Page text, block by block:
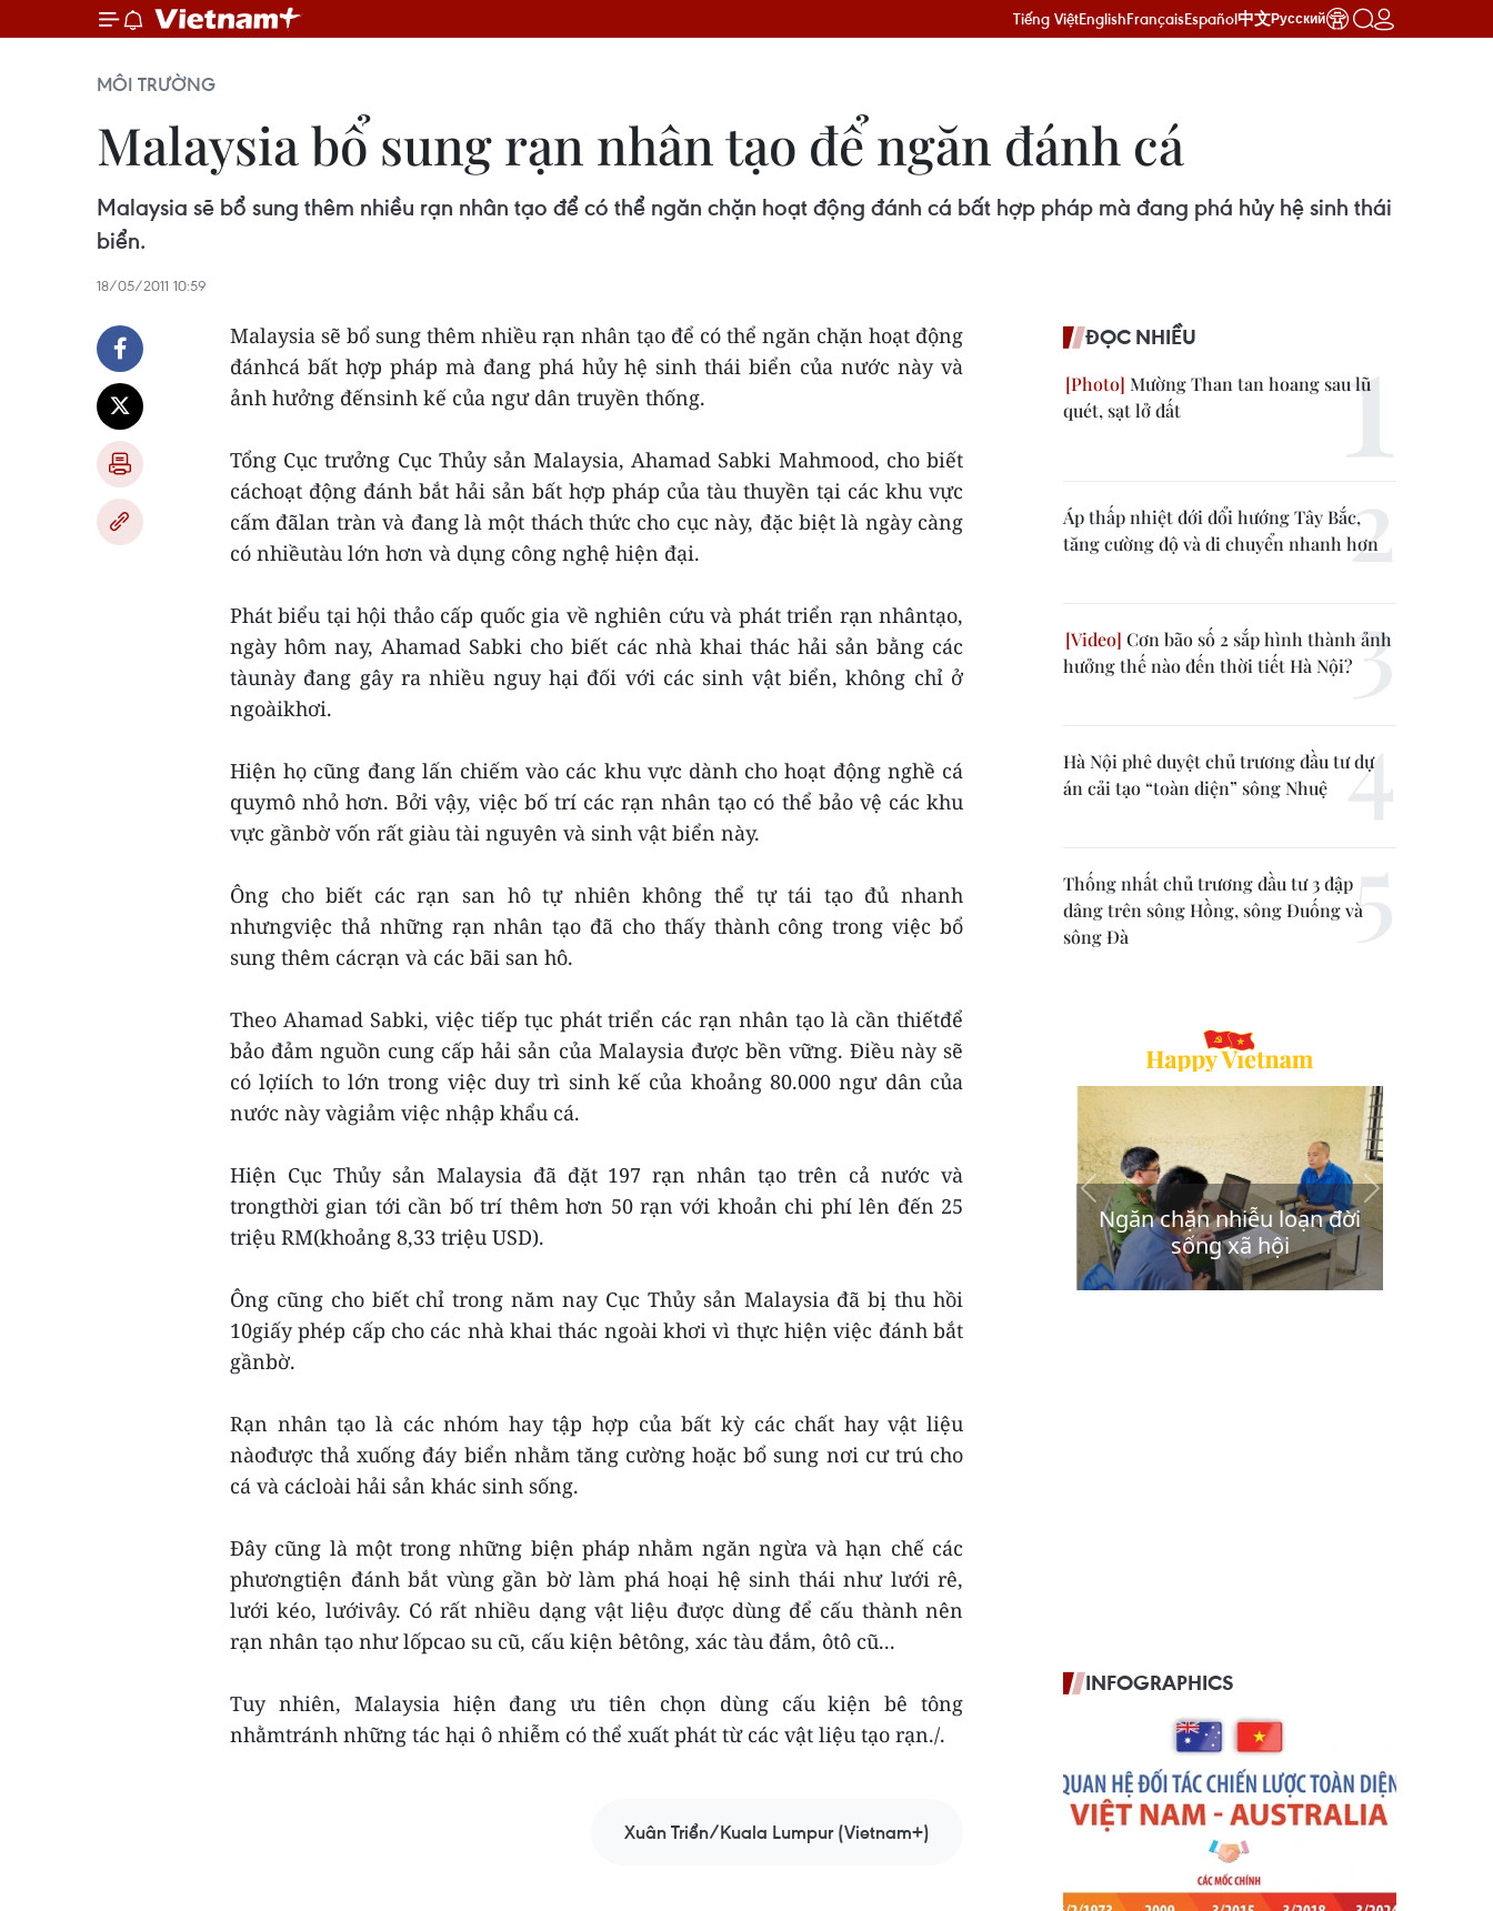
Tiếng ViệtEnglishFrançaisEspañol中文Русский
MÔI TRƯỜNG
Malaysia bổ sung rạn nhân tạo để ngăn đánh cá
Malaysia sẽ bổ sung thêm nhiều rạn nhân tạo để có thể ngăn chặn hoạt động đánh cá bất hợp pháp mà đang phá hủy hệ sinh thái
biển.
18/05/2011 10:59
Malaysia sẽ bổ sung thêm nhiều rạn nhân tạo để có thể ngăn chặn hoạt động
đánhcá bất hợp pháp mà đang phá hủy hệ sinh thái biển của nước này và
ảnh hưởng đếnsinh kế của ngư dân truyền thống.
Tổng Cục trưởng Cục Thủy sản Malaysia, Ahamad Sabki Mahmood, cho biết
cáchoạt động đánh bắt hải sản bất hợp pháp của tàu thuyền tại các khu vực
cấm đãlan tràn và đang là một thách thức cho cục này, đặc biệt là ngày càng
có nhiềutàu lớn hơn và dụng công nghệ hiện đại.
Phát biểu tại hội thảo cấp quốc gia về nghiên cứu và phát triển rạn nhântạo,
ngày hôm nay, Ahamad Sabki cho biết các nhà khai thác hải sản bằng các
tàunày đang gây ra nhiều nguy hại đối với các sinh vật biển, không chỉ ở
ngoàikhơi.
Hiện họ cũng đang lấn chiếm vào các khu vực dành cho hoạt động nghề cá
quymô nhỏ hơn. Bởi vậy, việc bố trí các rạn nhân tạo có thể bảo vệ các khu
vực gầnbờ vốn rất giàu tài nguyên và sinh vật biển này.
Ông cho biết các rạn san hô tự nhiên không thể tự tái tạo đủ nhanh
nhưngviệc thả những rạn nhân tạo đã cho thấy thành công trong việc bổ
sung thêm cácrạn và các bãi san hô.
Theo Ahamad Sabki, việc tiếp tục phát triển các rạn nhân tạo là cần thiếtđể
bảo đảm nguồn cung cấp hải sản của Malaysia được bền vững. Điều này sẽ
có lợiích to lớn trong việc duy trì sinh kế của khoảng 80.000 ngư dân của
nước này vàgiảm việc nhập khẩu cá.
Hiện Cục Thủy sản Malaysia đã đặt 197 rạn nhân tạo trên cả nước và
trongthời gian tới cần bố trí thêm hơn 50 rạn với khoản chi phí lên đến 25
triệu RM(khoảng 8,33 triệu USD).
Ông cũng cho biết chỉ trong năm nay Cục Thủy sản Malaysia đã bị thu hồi
10giấy phép cấp cho các nhà khai thác ngoài khơi vì thực hiện việc đánh bắt
gầnbờ.
Rạn nhân tạo là các nhóm hay tập hợp của bất kỳ các chất hay vật liệu
nàođược thả xuống đáy biển nhằm tăng cường hoặc bổ sung nơi cư trú cho
cá và cácloài hải sản khác sinh sống.
Đây cũng là một trong những biện pháp nhằm ngăn ngừa và hạn chế các
phươngtiện đánh bắt vùng gần bờ làm phá hoại hệ sinh thái như lưới rê,
lưới kéo, lướivây. Có rất nhiều dạng vật liệu được dùng để cấu thành nên
rạn nhân tạo như lốpcao su cũ, cấu kiện bêtông, xác tàu đắm, ôtô cũ...
Tuy nhiên, Malaysia hiện đang ưu tiên chọn dùng cấu kiện bê tông
nhằmtránh những tác hại ô nhiễm có thể xuất phát từ các vật liệu tạo rạn./.
Xuân Triển/Kuala Lumpur (Vietnam+)
ĐỌC NHIỀU
Mường Than tan hoang sau lũ
quét, sạt lở đất
Áp thấp nhiệt đới đổi hướng Tây Bắc,
tăng cường độ và di chuyển nhanh hơn
Cơn bão số 2 sắp hình thành ảnh
hưởng thế nào đến thời tiết Hà Nội?
Hà Nội phê duyệt chủ trương đầu tư dự
án cải tạo “toàn diện” sông Nhuệ
Thống nhất chủ trương đầu tư 3 đập
dâng trên sông Hồng, sông Đuống và
sông Đà
INFOGRAPHICS